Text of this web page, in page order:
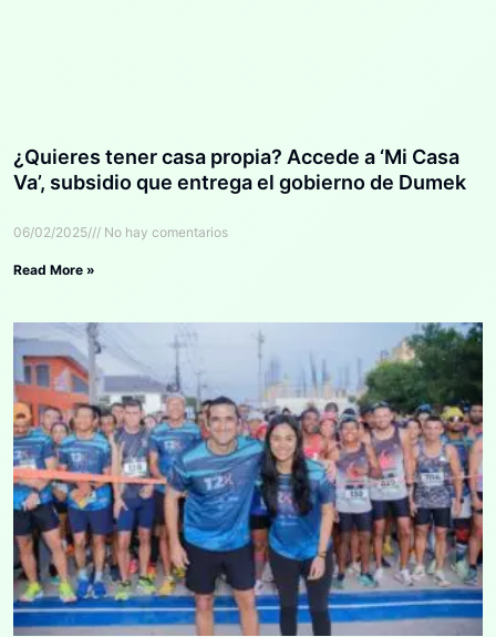
¿Quieres tener casa propia? Accede a ‘Mi Casa
Va’, subsidio que entrega el gobierno de Dumek
06/02/2025 No hay comentarios
Read More »